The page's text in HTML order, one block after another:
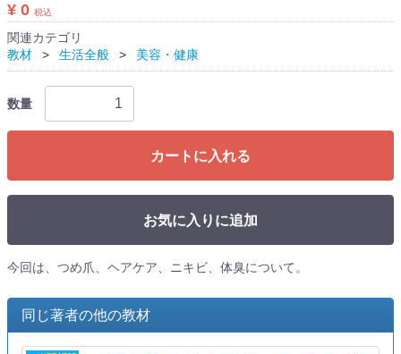
¥ 0 税込
関連カテゴリ
教材
生活全般 美容・健康
数量
カートに入れる
お気に入りに追加
今回は、つめ爪、ヘアケア、ニキビ、体臭について。
同じ著者の他の教材